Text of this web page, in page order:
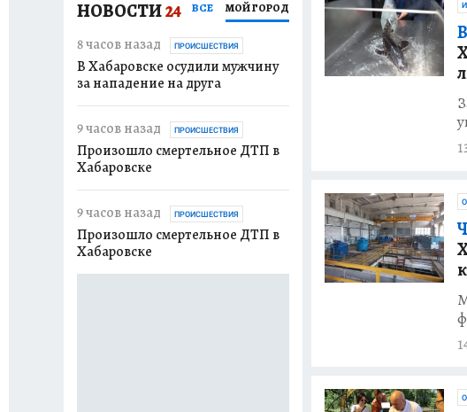
НОВОСТИ24 ВСЕ МОЙ ГОРОД
8 часов назад ПРОИСШЕСТВИЯ
В Хабаровске осудили мужчину
за нападение на друга
9 часов назад ПРОИСШЕСТВИЯ
Произошло смертельное ДТП в
Хабаровске
9 часов назад ПРОИСШЕСТВИЯ
Произошло смертельное ДТП в
Хабаровске
17 часов назад ИНТЕРЕСНОЕ
Мэр Хабаровска Сергей
проинспектировал
18 часов назад ОБЩЕСТВО
Суд обязал снести
дом в посёлке ЕАО
В Хабаровском крае за сутки
зафиксировано 11